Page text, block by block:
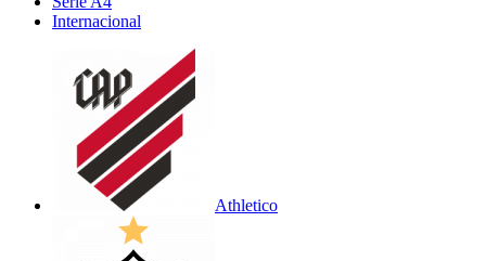
Internacional
Athletico